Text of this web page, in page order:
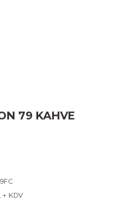
79 KAHVE
+ KDV